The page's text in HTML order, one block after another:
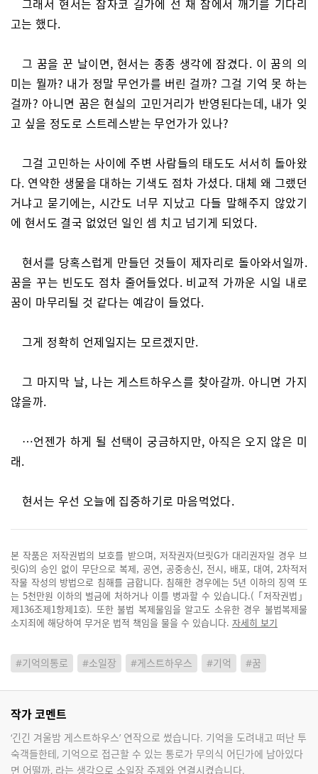
그래서 현서는 잠자코 길가에 선 채 잠에서 깨기를 기다리
고는 했다.
그 꿈을 꾼 날이면, 현서는 종종 생각에 잠겼다. 이 꿈의 의
미는 뭘까? 내가 정말 무언가를 버린 걸까? 그걸 기억 못 하는
걸까? 아니면 꿈은 현실의 고민거리가 반영된다는데, 내가 잊
고 싶을 정도로 스트레스받는 무언가가 있나?
그걸 고민하는 사이에 주변 사람들의 태도도 서서히 돌아왔
다. 연약한 생물을 대하는 기색도 점차 가셨다. 대체 왜 그랬던
거냐고 묻기에는, 시간도 너무 지났고 다들 말해주지 않았기
에 현서도 결국 없었던 일인 셈 치고 넘기게 되었다.
현서를 당혹스럽게 만들던 것들이 제자리로 돌아와서일까.
꿈을 꾸는 빈도도 점차 줄어들었다. 비교적 가까운 시일 내로
꿈이 마무리될 것 같다는 예감이 들었다.
그게 정확히 언제일지는 모르겠지만.
그 마지막 날, 나는 게스트하우스를 찾아갈까. 아니면 가지
않을까.
…언젠가 하게 될 선택이 궁금하지만, 아직은 오지 않은 미
래.
현서는 우선 오늘에 집중하기로 마음먹었다.
본 작품은 저작권법의 보호를 받으며, 저작권자(브릿G가 대리권자일 경우 브
릿G)의 승인 없이 무단으로 복제, 공연, 공중송신, 전시, 배포, 대여, 2차적저
작물 작성의 방법으로 침해를 금합니다. 침해한 경우에는 5년 이하의 징역 또
는 5천만원 이하의 벌금에 처하거나 이를 병과할 수 있습니다.(「저작권법」
제136조제1항제1호). 또한 불법 복제물임을 알고도 소유한 경우 불법복제물
소지죄에 해당하여 무거운 법적 책임을 물을 수 있습니다. 자세히 보기
#기억의통로 #소일장 #게스트하우스 #기억 #꿈
작가 코멘트
‘긴긴 겨울밤 게스트하우스’ 연작으로 썼습니다. 기억을 도려내고 떠난 투
숙객들한테, 기억으로 접근할 수 있는 통로가 무의식 어딘가에 남아있다
면 어떨까, 라는 생각으로 소일장 주제와 연결시켰습니다.